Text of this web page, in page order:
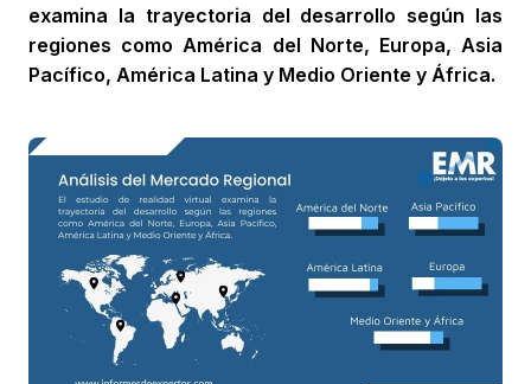
examina la trayectoria del desarrollo según las
regiones como América del Norte, Europa, Asia
Pacífico, América Latina y Medio Oriente y África.